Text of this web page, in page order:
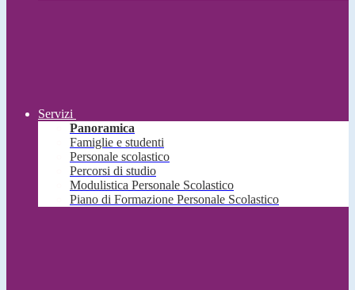
Servizi
Panoramica
Famiglie e studenti
Personale scolastico
Percorsi di studio
Modulistica Personale Scolastico
Piano di Formazione Personale Scolastico